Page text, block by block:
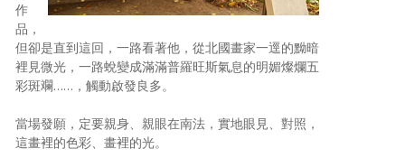
作
品，
但卻是直到這回，一路看著他，從北國畫家一逕的黝暗
裡見微光，一路蛻變成滿滿普羅旺斯氣息的明媚燦爛五
彩斑斕……，觸動啟發良多。
當場發願，定要親身、親眼在南法，實地眼見、對照，
這畫裡的色彩、畫裡的光。